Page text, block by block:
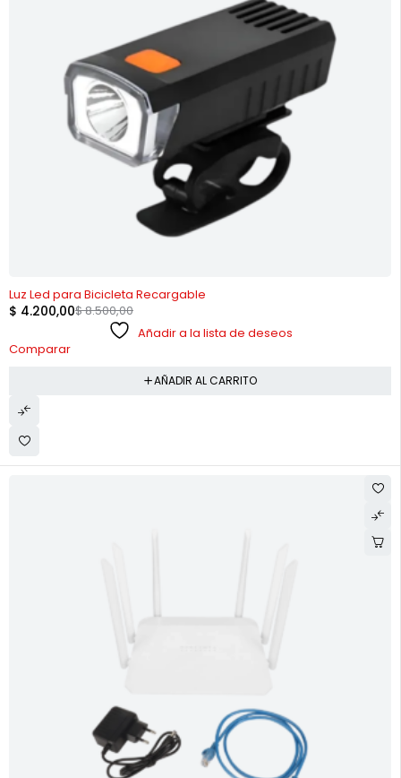
Luz Led para Bicicleta Recargable
$8.500,00
$ 4.200,00
Añadir a la lista de deseos
Comparar
AÑADIR AL CARRITO